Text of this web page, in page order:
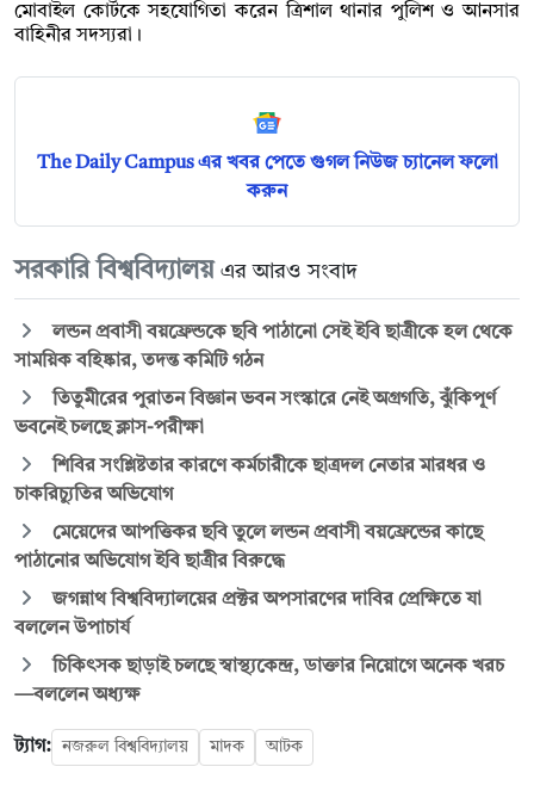
মোবাইল কোর্টকে সহযোগিতা করেন ত্রিশাল থানার পুলিশ ও আনসার
বাহিনীর সদস্যরা।
The Daily Campus এর খবর পেতে গুগল নিউজ চ্যানেল ফলো
করুন
সরকারি বিশ্ববিদ্যালয় এর আরও সংবাদ
লন্ডন প্রবাসী বয়ফ্রেন্ডকে ছবি পাঠানো সেই ইবি ছাত্রীকে হল থেকে
সাময়িক বহিষ্কার, তদন্ত কমিটি গঠন
তিতুমীরের পুরাতন বিজ্ঞান ভবন সংস্কারে নেই অগ্রগতি, ঝুঁকিপূর্ণ
ভবনেই চলছে ক্লাস-পরীক্ষা
শিবির সংশ্লিষ্টতার কারণে কর্মচারীকে ছাত্রদল নেতার মারধর ও
চাকরিচ্যুতির অভিযোগ
মেয়েদের আপত্তিকর ছবি তুলে লন্ডন প্রবাসী বয়ফ্রেন্ডের কাছে
পাঠানোর অভিযোগ ইবি ছাত্রীর বিরুদ্ধে
জগন্নাথ বিশ্ববিদ্যালয়ের প্রক্টর অপসারণের দাবির প্রেক্ষিতে যা
বললেন উপাচার্য
চিকিৎসক ছাড়াই চলছে স্বাস্থ্যকেন্দ্র, ডাক্তার নিয়োগে অনেক খরচ
—বললেন অধ্যক্ষ
ট্যাগ: নজরুল বিশ্ববিদ্যালয় মাদক আটক